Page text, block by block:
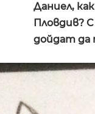
Даниел,
Пловдив?
дойдат да